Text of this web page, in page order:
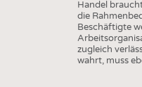
Handel
die
Beschäftigte
zugleich
wahrt, muss